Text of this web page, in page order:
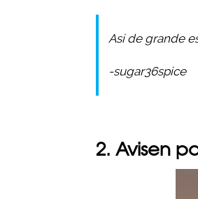
Así de grande
-sugar36spice
2. Avisen